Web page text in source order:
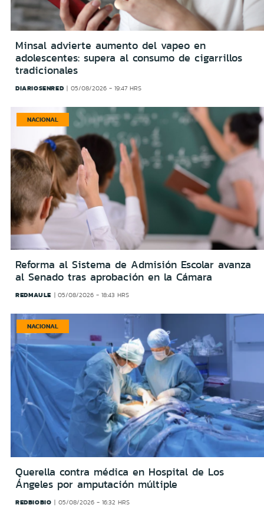
Minsal advierte aumento del vapeo en
adolescentes: supera al consumo de cigarrillos
tradicionales
DIARIOSENRED 05/08/2026 - 19:47 HRS
NACIONAL
Reforma al Sistema de Admisión Escolar avanza
al Senado tras aprobación en la Cámara
REDMAULE 05/08/2026 - 18:43 HRS
NACIONAL
Querella contra médica en Hospital de Los
Ángeles por amputación múltiple
REDBIOBIO 05/08/2026 - 16:32 HRS